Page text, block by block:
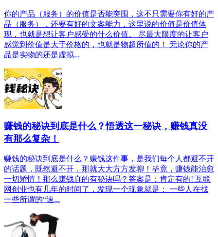
你的产品（服务）的价值是否能突围，这不只需要你有好的产
品（服务），还要有好的文案能力，这里说的价值是价值体
现，也就是想让客户感受的什么价值。 尽最大限度的让客户
感觉到价值是大于价格的，也就是物超所值的！ 无论你的产
品是实物的还是虚拟...
赚钱的秘诀到底是什么？悟透这一秘诀，赚钱真没
有那么复杂！
赚钱的秘诀到底是什么？赚钱这件事，是我们每个人都避不开
的话题，既然避不开，那就大大方方发聊！毕竟，赚钱能治愈
一切矫情！那么赚钱真的有秘诀吗？答案是：肯定有的! 互联
网创业也有几年的时间了，发现一个现象就是： 一些人在找
一些所谓的“速...